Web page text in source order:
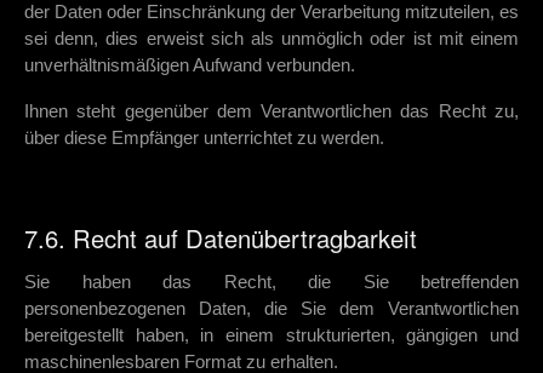
der Daten oder Einschränkung der Verarbeitung mitzuteilen, es
sei denn, dies erweist sich als unmöglich oder ist mit einem
unverhältnismäßigen Aufwand verbunden.
Ihnen steht gegenüber dem Verantwortlichen das Recht zu,
über diese Empfänger unterrichtet zu werden.
7.6. Recht auf Datenübertragbarkeit
Sie haben das Recht, die Sie betreffenden
personenbezogenen Daten, die Sie dem Verantwortlichen
bereitgestellt haben, in einem strukturierten, gängigen und
maschinenlesbaren Format zu erhalten.